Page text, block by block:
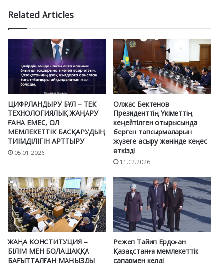
Related Articles
ЦИФРЛАНДЫРУ БҰЛ – ТЕК
ТЕХНОЛОГИЯЛЫҚ ЖАҢАРУ
ҒАНА ЕМЕС, ОЛ
МЕМЛЕКЕТТІК БАСҚАРУДЫҢ
ТИІМДІЛІГІН АРТТЫРУ
05.01.2026
Олжас Бектенов
Президенттің Үкіметтің
кеңейтілген отырысында
берген тапсырмаларын
жүзеге асыру жөнінде кеңес
өткізді
11.02.2026
ЖАҢА КОНСТИТУЦИЯ –
БІЛІМ МЕН БОЛАШАҚҚА
БАҒЫТТАЛҒАН МАҢЫЗДЫ
Режеп Тайип Ердоған
Қазақстанға мемлекеттік
сапармен келді